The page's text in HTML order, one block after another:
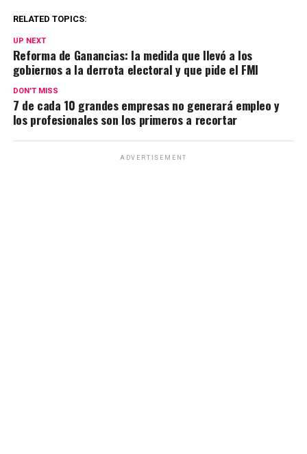
at
s
A
p
p
ce
b
o
k
gr
a
n
p
ar
RELATED TOPICS:
UP NEXT
Reforma de Ganancias: la medida que llevó a los
gobiernos a la derrota electoral y que pide el FMI
DON'T MISS
7 de cada 10 grandes empresas no generará empleo y
los profesionales son los primeros a recortar
ADVERTISEMENT